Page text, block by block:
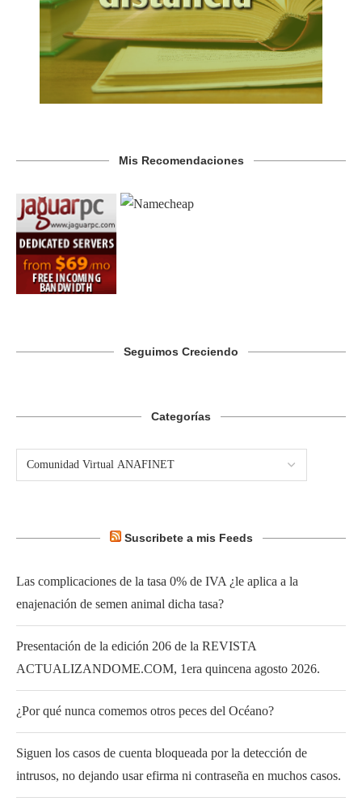
Mis Recomendaciones
Seguimos Creciendo
Categorías
Suscribete a mis Feeds
Las complicaciones de la tasa 0% de IVA ¿le aplica a la
enajenación de semen animal dicha tasa?
Presentación de la edición 206 de la REVISTA
ACTUALIZANDOME.COM, 1era quincena agosto 2026.
¿Por qué nunca comemos otros peces del Océano?
Siguen los casos de cuenta bloqueada por la detección de
intrusos, no dejando usar efirma ni contraseña en muchos casos.